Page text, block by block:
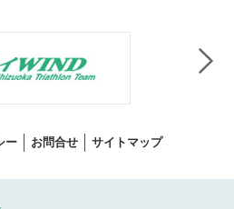
ー お問合せ サイトマップ